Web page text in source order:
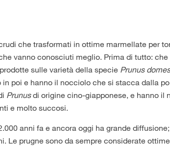
che trasformati in ottime marmellate per
vanno conosciuti meglio. Prima di tutto: che
sulle varietà della specie Prunus
poi e hanno il nocciolo che si stacca dalla
Prunusdi origine cino-giapponese, e hanno il
e molto succosi.
anni fa e ancora oggi ha grande
Le prugne sono da sempre considerate